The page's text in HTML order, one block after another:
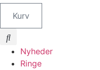
Kurv
Nyheder
Ringe